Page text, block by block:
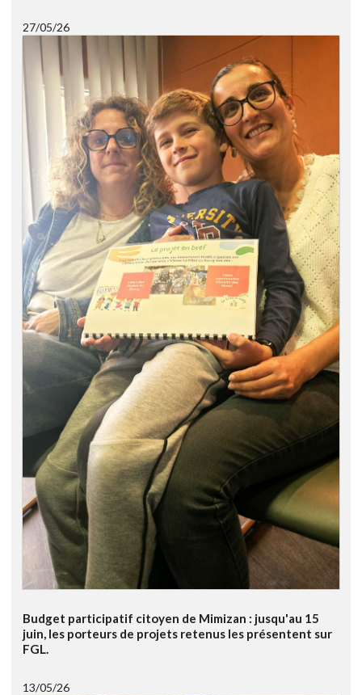
27/05/26
Budget participatif citoyen de Mimizan : jusqu'au 15
juin, les porteurs de projets retenus les présentent sur
FGL.
13/05/26